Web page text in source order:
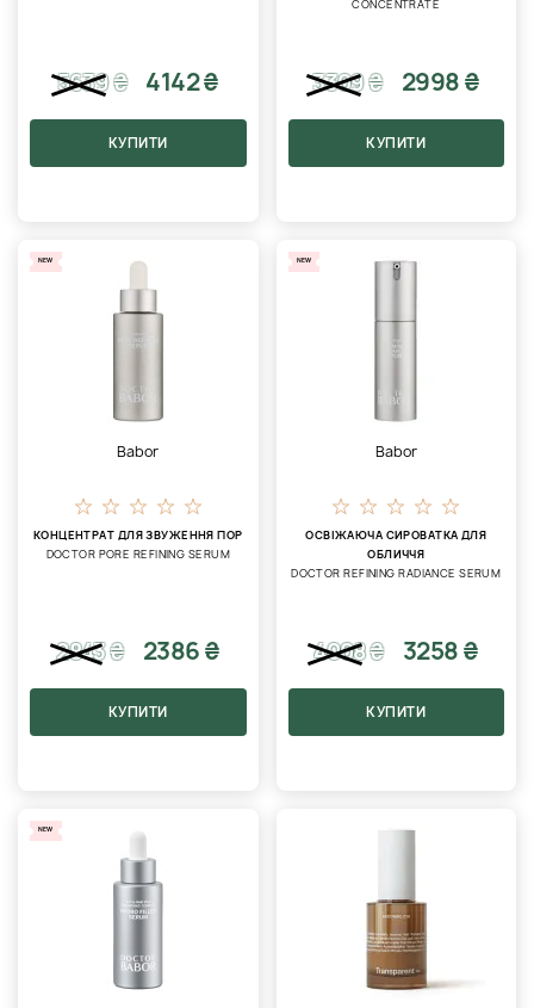
5639₴ 4142 ₴
КУПИТИ
CONCENTRATE
3309₴ 2998 ₴
КУПИТИ
NEW
Babor
КОНЦЕНТРАТ ДЛЯ ЗВУЖЕННЯ ПОР
DOCTOR PORE REFINING SERUM
2843₴ 2386 ₴
КУПИТИ
NEW
Babor
ОСВІЖАЮЧА СИРОВАТКА ДЛЯ
ОБЛИЧЧЯ
DOCTOR REFINING RADIANCE SERUM
4008₴ 3258 ₴
КУПИТИ
NEW